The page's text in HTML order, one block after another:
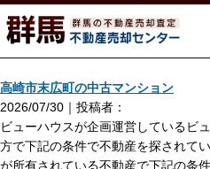
高崎市末広町の中古マンション
2026/07/30｜投稿者：
ビューハウスが企画運営しているビ
方で下記の条件で不動産を探されて
が所有されている不動産で下記の条